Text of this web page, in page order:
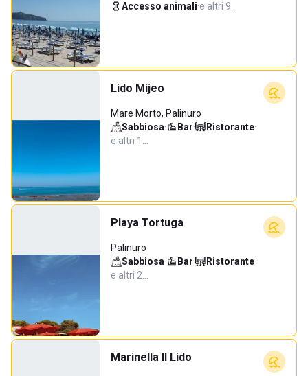
Accesso animali·e altri 9…
Lido Mijeo
Mare Morto, Palinuro
Sabbiosa· Bar· Ristorante·
e altri 1…
Playa Tortuga
Palinuro
Sabbiosa· Bar· Ristorante·
e altri 2…
Marinella Il Lido